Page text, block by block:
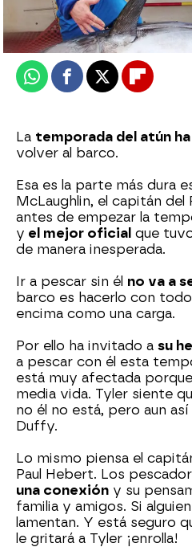
Publicado:24 de noviembre
WhatsappFacebook
X Flipboard
La temporada del atún
volver al barco.
Esa es la parte más dura
McLaughlin, el capitán del
antes de empezar la
y el mejor oficial que
de manera inesperada.
Ir a pescar sin él no va a
barco es hacerlo con
encima como una carga.
Por ello ha invitado a su
a pescar con él esta
está muy afectada
media vida. Tyler siente
no él no está, pero aun
Duffy.
Lo mismo piensa el
Paul Hebert. Los
una conexión y su
familia y amigos. Si
lamentan. Y está seguro
le gritará a Tyler ¡enrolla!